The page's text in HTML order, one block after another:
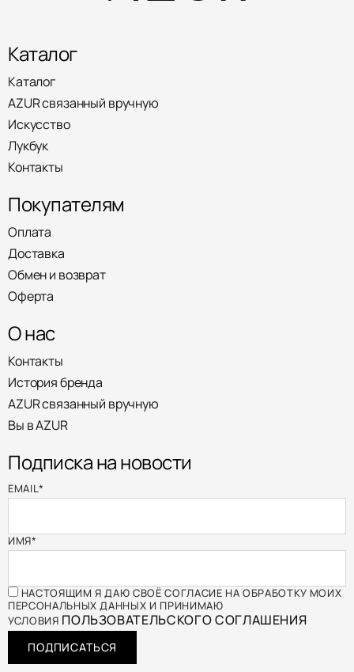
Каталог
Каталог
AZUR связанный вручную
Искусство
Лукбук
Контакты
Покупателям
Оплата
Доставка
Обмен и возврат
Оферта
О нас
Контакты
История бренда
AZUR связанный вручную
Вы в AZUR
Подписка на новости
EMAIL*
ИМЯ*
НАСТОЯЩИМ Я ДАЮ СВОЁ СОГЛАСИЕ НА ОБРАБОТКУ МОИХ
ПЕРСОНАЛЬНЫХ ДАННЫХ И ПРИНИМАЮ
УСЛОВИЯ ПОЛЬЗОВАТЕЛЬСКОГО СОГЛАШЕНИЯ
ПОДПИСАТЬСЯ